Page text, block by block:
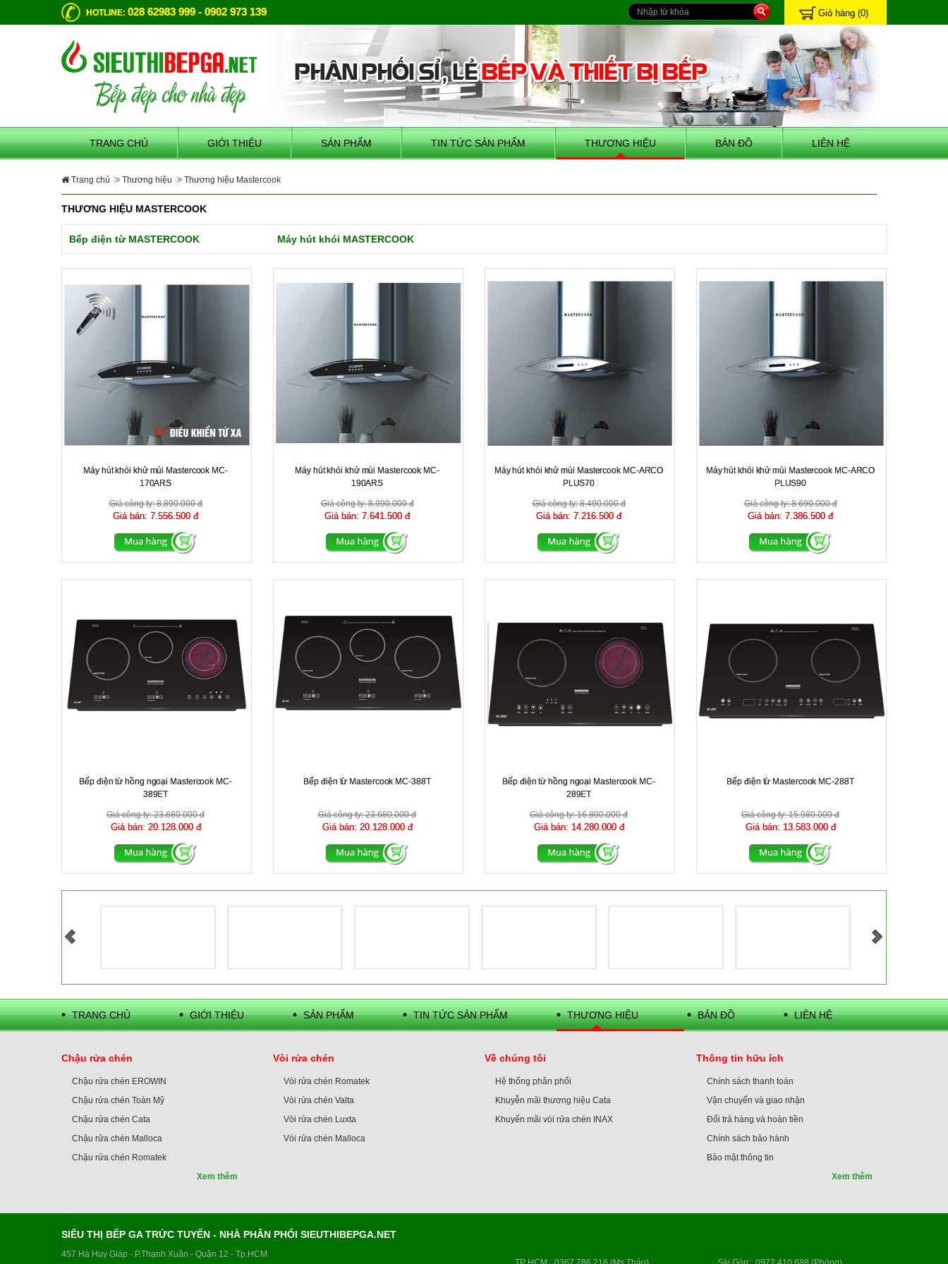
HOTLINE: 028 62983 999 - 0902 973 139 Giỏ hàng (0)
TRANG CHỦ GIỚI THIỆU SẢN PHẨM TIN TỨC SẢN PHẨM THƯƠNG HIỆU BẢN ĐỒ LIÊN HỆ
Trang chủ Thương hiệu Thương hiệu Mastercook
THƯƠNG HIỆU MASTERCOOK
Bếp điện từ MASTERCOOK Máy hút khói MASTERCOOK
Máy hút khói khử mùi Mastercook MC-
170ARS
Giá công ty:8.890.000 đ
Giá bán: 7.556.500 đ
Máy hút khói khử mùi Mastercook MC-
190ARS
Giá công ty:8.990.000 đ
Giá bán: 7.641.500 đ
Máy hút khói khử mùi Mastercook MC-ARCO
PLUS70
Giá công ty:8.490.000 đ
Giá bán: 7.216.500 đ
Máy hút khói khử mùi Mastercook MC-ARCO
PLUS90
Giá công ty:8.690.000 đ
Giá bán: 7.386.500 đ
Bếp điện từ hồng ngoại Mastercook MC-
389ET
Giá công ty:23.680.000 đ
Giá bán: 20.128.000 đ
Bếp điện từ Mastercook MC-388T
Giá công ty:23.680.000 đ
Giá bán: 20.128.000 đ
Bếp điện từ hồng ngoại Mastercook MC-
289ET
Giá công ty:16.800.000 đ
Giá bán: 14.280.000 đ
Bếp điện từ Mastercook MC-288T
Giá công ty:15.980.000 đ
Giá bán: 13.583.000 đ
TRANG CHỦ GIỚI THIỆU SẢN PHẨM TIN TỨC SẢN PHẨM THƯƠNG HIỆU BẢN ĐỒ LIÊN HỆ
Chậu rửa chén
Chậu rửa chén EROWIN
Chậu rửa chén Toàn Mỹ
Chậu rửa chén Cata
Chậu rửa chén Malloca
Chậu rửa chén Romatek
Xem thêm
Vòi rửa chén
Vòi rửa chén Romatek
Vòi rửa chén Valta
Vòi rửa chén Luxta
Vòi rửa chén Malloca
Về chúng tôi
Hệ thống phân phối
Khuyễn mãi thương hiệu Cata
Khuyến mãi vòi rửa chén INAX
Thông tin hữu ích
Chính sách thanh toán
Vận chuyển và giao nhận
Đổi trả hàng và hoàn tiền
Chính sách bảo hành
Bảo mật thông tin
Xem thêm
SIÊU THỊ BẾP GA TRỨC TUYẾN - NHÀ PHÂN PHỐI SIEUTHIBEPGA.NET
457 Hà Huy Giáp - P.Thạnh Xuân - Quận 12 - Tp.HCM